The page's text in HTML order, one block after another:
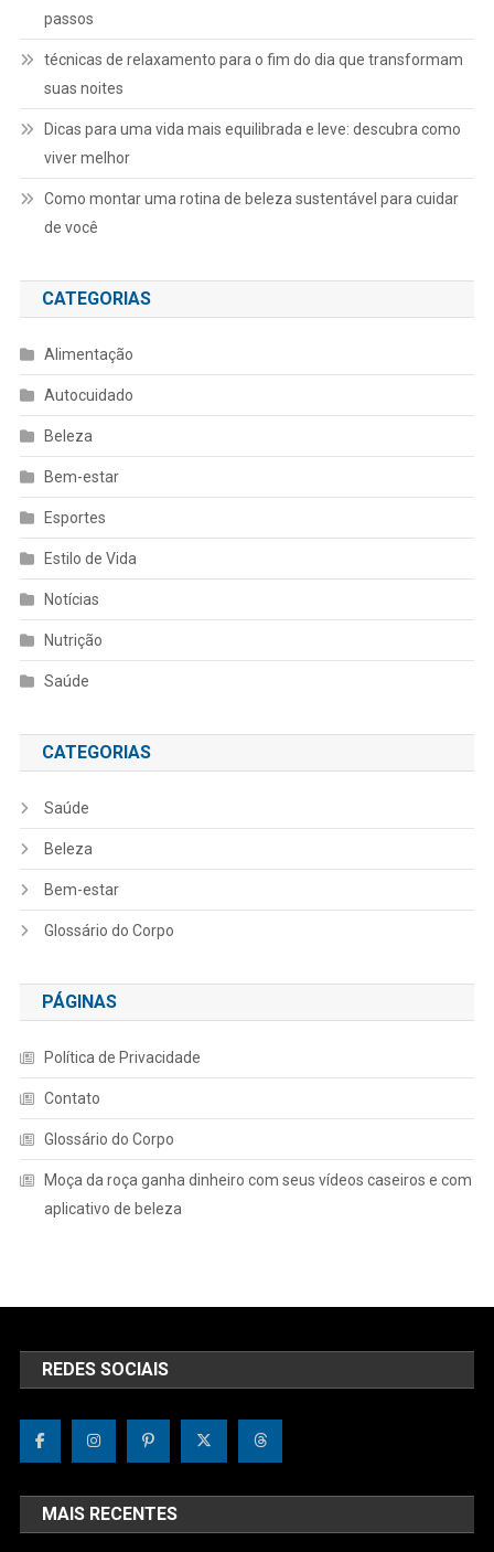
passos
técnicas de relaxamento para o fim do dia que transformam
suas noites
Dicas para uma vida mais equilibrada e leve: descubra como
viver melhor
Como montar uma rotina de beleza sustentável para cuidar
de você
CATEGORIAS
Alimentação
Autocuidado
Beleza
Bem-estar
Esportes
Estilo de Vida
Notícias
Nutrição
Saúde
CATEGORIAS
Saúde
Beleza
Bem-estar
Glossário do Corpo
PÁGINAS
Política de Privacidade
Contato
Glossário do Corpo
Moça da roça ganha dinheiro com seus vídeos caseiros e com
aplicativo de beleza
REDES SOCIAIS
MAIS RECENTES